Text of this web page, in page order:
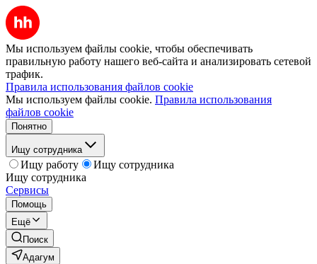
Мы используем файлы cookie, чтобы обеспечивать
правильную работу нашего веб-сайта и анализировать сетевой
трафик.
Правила использования файлов cookie
Мы используем файлы cookie. Правила использования
файлов cookie
Понятно
Ищу сотрудника
Ищу работу
Ищу сотрудника
Ищу сотрудника
Сервисы
Помощь
Ещё
Поиск
Адагум